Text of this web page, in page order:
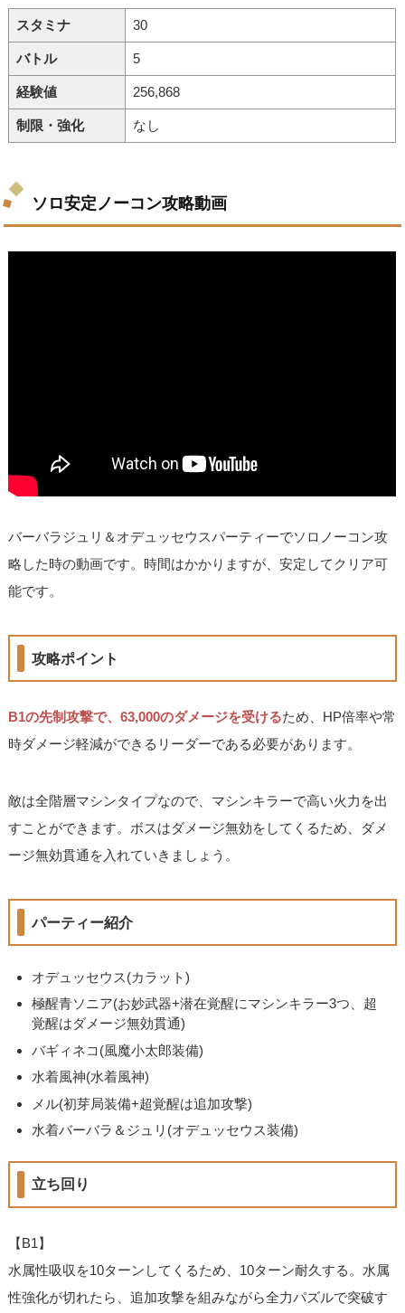
スタミナ 30
バトル 5
経験値 256,868
制限・強化 なし
ソロ安定ノーコン攻略動画
バーバラジュリ＆オデュッセウスパーティーでソロノーコン攻
略した時の動画です。時間はかかりますが、安定してクリア可
能です。
攻略ポイント
B1の先制攻撃で、63,000のダメージを受けるため、HP倍率や常
時ダメージ軽減ができるリーダーである必要があります。
敵は全階層マシンタイプなので、マシンキラーで高い火力を出
すことができます。ボスはダメージ無効をしてくるため、ダメ
ージ無効貫通を入れていきましょう。
パーティー紹介
オデュッセウス(カラット)
極醒青ソニア(お妙武器+潜在覚醒にマシンキラー3つ、超
覚醒はダメージ無効貫通)
バギィネコ(風魔小太郎装備)
水着風神(水着風神)
メル(初芽局装備+超覚醒は追加攻撃)
水着バーバラ＆ジュリ(オデュッセウス装備)
立ち回り
【B1】
水属性吸収を10ターンしてくるため、10ターン耐久する。水属
性強化が切れたら、追加攻撃を組みながら全力パズルで突破す